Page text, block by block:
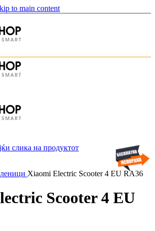
to main content
Xiaomi Electric Scooter 4 EU RA36
Scooter 4 EU